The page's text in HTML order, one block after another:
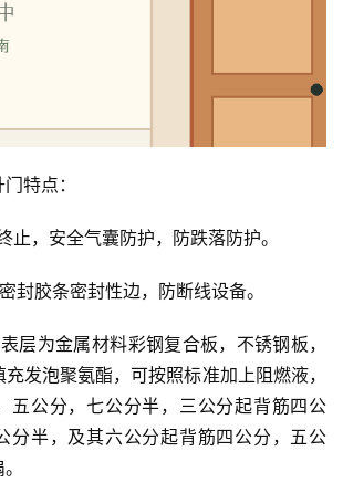
特点：
，安全气囊防护，防跌落防护。
胶条密封性边，防断线设备。
为金属材料彩钢复合板，不锈钢板，
发泡聚氨酯，可按照标准加上阻燃液，
五公分，七公分半，三公分起背筋四公
分半，及其六公分起背筋四公分，五公